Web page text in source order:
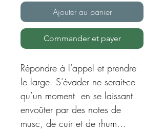
Ajouter au panier
Commander et payer
Répondre à l’appel et prendre
le large. S’évader ne serait-ce
qu’un moment en se laissant
envoûter par des notes de
musc, de cuir et de rhum…